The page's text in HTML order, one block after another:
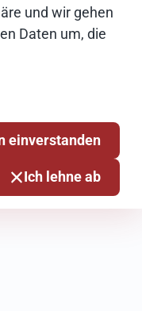
und wir gehen
Daten um, die
einverstanden
Ich lehne ab